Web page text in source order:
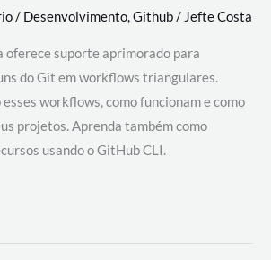
/ Desenvolvimento,Github/ Jefte Costa
oferece suporte aprimorado para
do Git em workflows triangulares.
esses workflows, como funcionam e como
projetos. Aprenda também como
usando o GitHub CLI.